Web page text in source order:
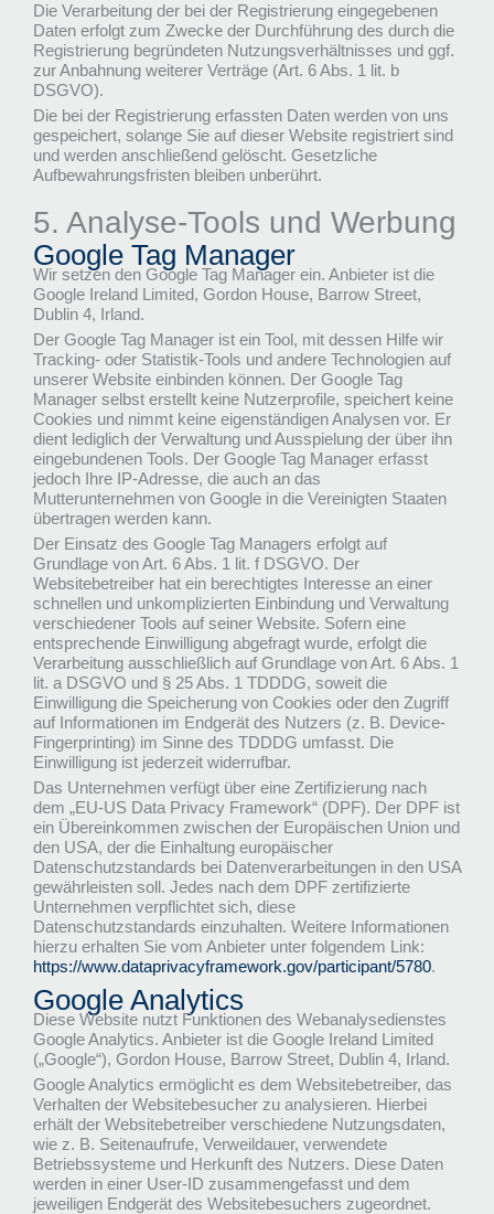
Die Verarbeitung der bei der Registrierung eingegebenen
Daten erfolgt zum Zwecke der Durchführung des durch die
Registrierung begründeten Nutzungsverhältnisses und ggf.
zur Anbahnung weiterer Verträge (Art. 6 Abs. 1 lit. b
DSGVO).
Die bei der Registrierung erfassten Daten werden von uns
gespeichert, solange Sie auf dieser Website registriert sind
und werden anschließend gelöscht. Gesetzliche
Aufbewahrungsfristen bleiben unberührt.
5. Analyse-Tools und Werbung
Google Tag Manager
Wir setzen den Google Tag Manager ein. Anbieter ist die
Google Ireland Limited, Gordon House, Barrow Street,
Dublin 4, Irland.
Der Google Tag Manager ist ein Tool, mit dessen Hilfe wir
Tracking- oder Statistik-Tools und andere Technologien auf
unserer Website einbinden können. Der Google Tag
Manager selbst erstellt keine Nutzerprofile, speichert keine
Cookies und nimmt keine eigenständigen Analysen vor. Er
dient lediglich der Verwaltung und Ausspielung der über ihn
eingebundenen Tools. Der Google Tag Manager erfasst
jedoch Ihre IP-Adresse, die auch an das
Mutterunternehmen von Google in die Vereinigten Staaten
übertragen werden kann.
Der Einsatz des Google Tag Managers erfolgt auf
Grundlage von Art. 6 Abs. 1 lit. f DSGVO. Der
Websitebetreiber hat ein berechtigtes Interesse an einer
schnellen und unkomplizierten Einbindung und Verwaltung
verschiedener Tools auf seiner Website. Sofern eine
entsprechende Einwilligung abgefragt wurde, erfolgt die
Verarbeitung ausschließlich auf Grundlage von Art. 6 Abs. 1
lit. a DSGVO und § 25 Abs. 1 TDDDG, soweit die
Einwilligung die Speicherung von Cookies oder den Zugriff
auf Informationen im Endgerät des Nutzers (z. B. Device-
Fingerprinting) im Sinne des TDDDG umfasst. Die
Einwilligung ist jederzeit widerrufbar.
Das Unternehmen verfügt über eine Zertifizierung nach
dem „EU-US Data Privacy Framework“ (DPF). Der DPF ist
ein Übereinkommen zwischen der Europäischen Union und
den USA, der die Einhaltung europäischer
Datenschutzstandards bei Datenverarbeitungen in den USA
gewährleisten soll. Jedes nach dem DPF zertifizierte
Unternehmen verpflichtet sich, diese
Datenschutzstandards einzuhalten. Weitere Informationen
hierzu erhalten Sie vom Anbieter unter folgendem Link:
https://www.dataprivacyframework.gov/participant/5780.
Google Analytics
Diese Website nutzt Funktionen des Webanalysedienstes
Google Analytics. Anbieter ist die Google Ireland Limited
(„Google“), Gordon House, Barrow Street, Dublin 4, Irland.
Google Analytics ermöglicht es dem Websitebetreiber, das
Verhalten der Websitebesucher zu analysieren. Hierbei
erhält der Websitebetreiber verschiedene Nutzungsdaten,
wie z. B. Seitenaufrufe, Verweildauer, verwendete
Betriebssysteme und Herkunft des Nutzers. Diese Daten
werden in einer User-ID zusammengefasst und dem
jeweiligen Endgerät des Websitebesuchers zugeordnet.